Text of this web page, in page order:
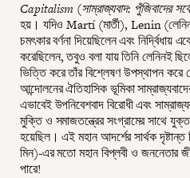
Capitalism (সাম্রাজ্যবাদ: পুঁজিবাদের
হয়। যদিও Martí (মার্তী), Lenin
চমৎকার বর্ণনা দিয়েছিলেন এবং নির্দ্বিধায়
করেছিলেন, তবুও বলা যায় তিনি লেনিনই
ভিত্তি করে তাঁর বিশ্লেষণ উপস্থাপন করে
আন্দোলনের ঐতিহাসিক ভূমিকা
এভাবেই উপনিবেশবাদ বিরোধী এবং
মুক্তি ও সমাজতন্ত্রের সংগ্রামের সাথে
হয়েছিল। এই মহান আদর্শের সার্থক
মিন)-এর মতো মহান বিপ্লবী ও জননেতার
পারে!